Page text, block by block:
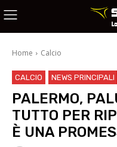
Home Calcio
CALCIO NEWS PRINCIPALI
PALERMO,
TUTTO PER
È UNA